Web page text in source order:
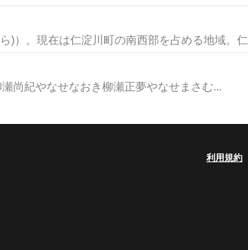
)）。現在は仁淀川町の南西部を占める地域。
尚紀やなせなおき柳瀬正夢やなせまさむ...
利用規約